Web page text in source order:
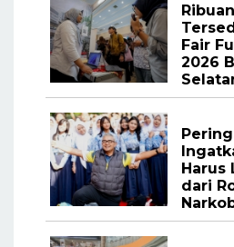
Fair
2026
Harus
dari